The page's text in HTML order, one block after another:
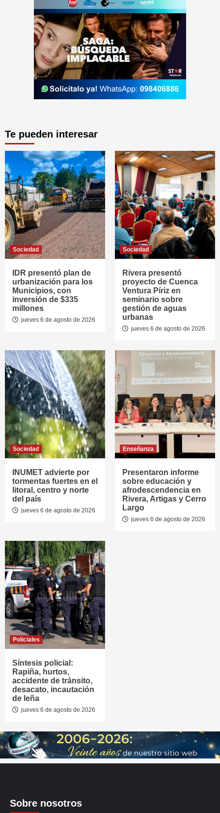
Te pueden interesar
Sociedad
IDR presentó plan de
urbanización para los
Municipios, con
inversión de $335
millones
jueves 6 de agosto de 2026
Sociedad
Rivera presentó
proyecto de Cuenca
Ventura Píriz en
seminario sobre
gestión de aguas
urbanas
jueves 6 de agosto de 2026
Sociedad
INUMET advierte por
tormentas fuertes en el
litoral, centro y norte
del país
jueves 6 de agosto de 2026
Enseñanza
Presentaron informe
sobre educación y
afrodescendencia en
Rivera, Artigas y Cerro
Largo
jueves 6 de agosto de 2026
Policiales
Síntesis policial:
Rapiña, hurtos,
accidente de tránsito,
desacato, incautación
de leña
jueves 6 de agosto de 2026
Sobre nosotros